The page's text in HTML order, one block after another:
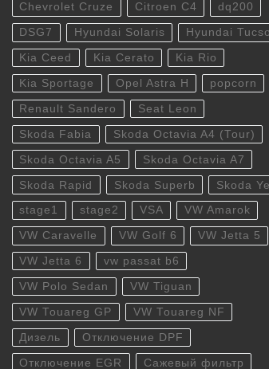
Chevrolet Cruze Citroen C4 dq200
DSG7 Hyundai Solaris Hyundai
Kia Ceed Kia Cerato Kia Rio
Kia Sportage Opel Astra H popcorn
Renault Sandero Seat Leon
Skoda Fabia Skoda Octavia A4 (Tour)
Skoda Octavia A5 Skoda Octavia A7
Skoda Rapid Skoda Superb Skoda
stage1 stage2 VSA VW Amarok
VW Caravelle VW Golf 6 VW Jetta 5
VW Jetta 6 vw passat b6
VW Polo Sedan VW Tiguan
VW Touareg GP VW Touareg NF
Дизель Отключение DPF
Отключение EGR Сажевый фильтр